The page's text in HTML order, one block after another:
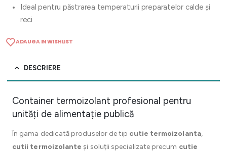
Ideal pentru păstrarea temperaturii preparatelor calde și
reci
ADAUGA IN WISHLIST
DESCRIERE
Container termoizolant profesional pentru
unități de alimentație publică
În gama dedicată produselor de tip cutie termoizolanta,
cutii termoizolante și soluții specializate precum cutie